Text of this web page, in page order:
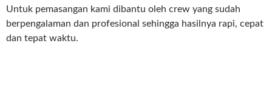
Untuk pemasangan kami dibantu oleh crew yang sudah
berpengalaman dan profesional sehingga hasilnya rapi, cepat
dan tepat waktu.